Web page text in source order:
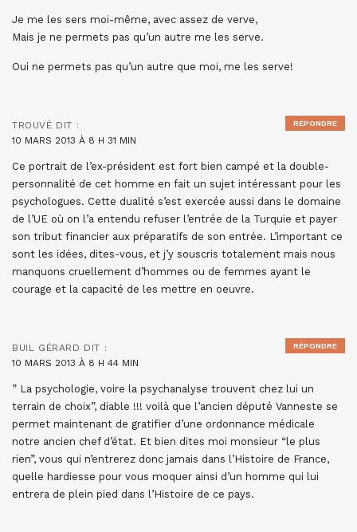
Je me les sers moi-même, avec assez de verve,
Mais je ne permets pas qu’un autre me les serve.
Oui ne permets pas qu’un autre que moi, me les serve!
TROUVÉ DIT :
10 MARS 2013 À 8 H 31 MIN
Ce portrait de l’ex-président est fort bien campé et la double-
personnalité de cet homme en fait un sujet intéressant pour les
psychologues. Cette dualité s’est exercée aussi dans le domaine
de l’UE où on l’a entendu refuser l’entrée de la Turquie et payer
son tribut financier aux préparatifs de son entrée. L’important ce
sont les idées, dites-vous, et j’y souscris totalement mais nous
manquons cruellement d’hommes ou de femmes ayant le
courage et la capacité de les mettre en oeuvre.
RÉPONDRE
BUIL GÉRARD DIT :
10 MARS 2013 À 8 H 44 MIN
” La psychologie, voire la psychanalyse trouvent chez lui un
terrain de choix”, diable !!! voilà que l’ancien député Vanneste se
permet maintenant de gratifier d’une ordonnance médicale
notre ancien chef d’état. Et bien dites moi monsieur “le plus
rien”, vous qui n’entrerez donc jamais dans l’Histoire de France,
quelle hardiesse pour vous moquer ainsi d’un homme qui lui
entrera de plein pied dans l’Histoire de ce pays.
RÉPONDRE